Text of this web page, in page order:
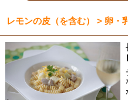
レモンの皮（を含む） > 卵